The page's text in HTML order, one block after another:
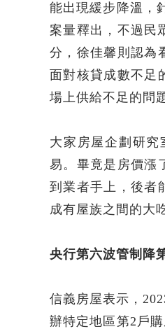
能出現緩步降溫，
案量釋出，不過民
分，徐佳馨則認為
面對核貸成數不足
場上供給不足的問
大家房屋企劃研
易。畢竟是房價漲
到業者手上，後者
成有屋族之間的大
央行第六波管制降
信義房屋表示，
辦特定地區第2戶